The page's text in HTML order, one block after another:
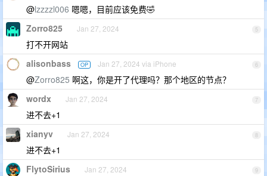
@lzzzzl006 嗯嗯，目前应该免费🤣
5
Zorro825 Jan 27, 2024
打不开网站
6
alisonbass OP Jan 27, 2024 via iPhone
@Zorro825 啊这，你是开了代理吗？那个地区的节点？
7
wordx Jan 27, 2024
进不去+1
8
xianyv Jan 27, 2024
进不去+1
9
FlytoSirius Jan 27, 2024